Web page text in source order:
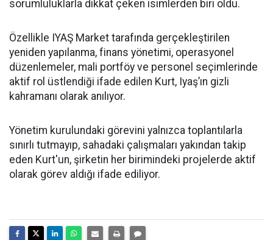
sorumluluklarla dikkat çeken isimlerden biri oldu.
Özellikle IYAŞ Market tarafında gerçekleştirilen
yeniden yapılanma, finans yönetimi, operasyonel
düzenlemeler, mali portföy ve personel seçimlerinde
aktif rol üstlendiği ifade edilen Kurt, Iyaş’ın gizli
kahramanı olarak anılıyor.
Yönetim kurulundaki görevini yalnızca toplantılarla
sınırlı tutmayıp, sahadaki çalışmaları yakından takip
eden Kurt'un, şirketin her birimindeki projelerde aktif
olarak görev aldığı ifade ediliyor.